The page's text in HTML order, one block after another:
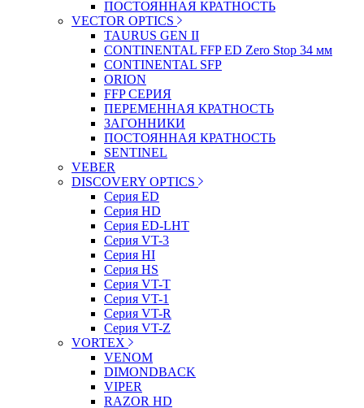
ПОСТОЯННАЯ КРАТНОСТЬ
VECTOR OPTICS
TAURUS GEN II
CONTINENTAL FFP ED Zero Stop 34 мм
CONTINENTAL SFP
ORION
FFP СЕРИЯ
ПЕРЕМЕННАЯ КРАТНОСТЬ
ЗАГОННИКИ
ПОСТОЯННАЯ КРАТНОСТЬ
SENTINEL
VEBER
DISCOVERY OPTICS
Серия ED
Серия HD
Серия ED-LHT
Серия VT-3
Серия HI
Серия HS
Серия VT-T
Серия VT-1
Серия VT-R
Серия VT-Z
VORTEX
VENOM
DIMONDBACK
VIPER
RAZOR HD